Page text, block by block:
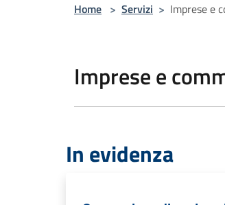
Home > Servizi > Imprese e
Imprese e
In evidenza